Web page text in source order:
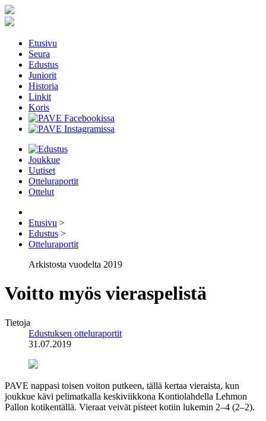
Etusivu
Seura
Edustus
Juniorit
Historia
Linkit
Koris
Joukkue
Uutiset
Otteluraportit
Ottelut
Etusivu >
Edustus >
Otteluraportit
Arkistosta vuodelta 2019
Voitto myös vieraspelistä
Tietoja
Edustuksen otteluraportit
31.07.2019
PAVE nappasi toisen voiton putkeen, tällä kertaa vieraista, kun
joukkue kävi pelimatkalla keskiviikkona Kontiolahdella Lehmon
Pallon kotikentällä. Vieraat veivät pisteet kotiin lukemin 2–4 (2–2).